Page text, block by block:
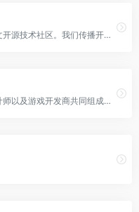
OSCHINA.NET 是目前领先的中文开源技术社区。我们传播开源的理念，推广开源项目，为 IT 开发者提供了一个发现、使用、并交流开源技术的平台
Gamasutra，是程序员和游戏设计师以及游戏开发商共同组成的技术型网站，2021年正式更名为Game Developer。这个网站有大量的开发者专栏，欧美游